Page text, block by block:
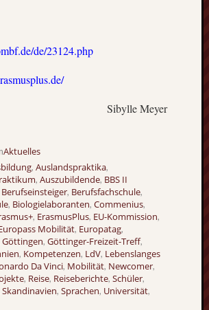
de/23124.php
Sibylle Meyer
Aktuelles
, Auslandspraktika,
, Auszubildende, BBS II
Berufseinsteiger, Berufsfachschule,
, Biologielaboranten, Commenius,
, ErasmusPlus, EU-Kommission,
Mobilität, Europatag,
Göttingen, Göttinger-Freizeit-Treff,
, Kompetenzen, LdV, Lebenslanges
Da Vinci, Mobilität, Newcomer,
, Reise, Reiseberichte, Schüler,
Skandinavien, Sprachen, Universität,